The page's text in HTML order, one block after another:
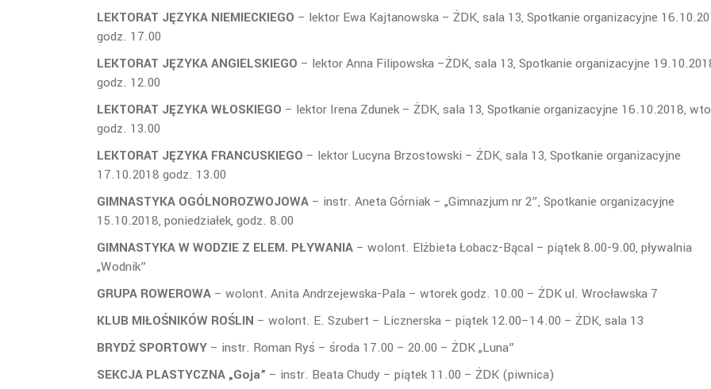
LEKTORAT JĘZYKA NIEMIECKIEGO – lektor Ewa Kajtanowska – ŻDK, sala 13, Spotkanie organizacyjne
godz. 17.00
LEKTORAT JĘZYKA ANGIELSKIEGO – lektor Anna Filipowska –ŻDK, sala 13, Spotkanie organizacyjne
godz. 12.00
LEKTORAT JĘZYKA WŁOSKIEGO – lektor Irena Zdunek – ŻDK, sala 13, Spotkanie organizacyjne 16.10.2018,
godz. 13.00
LEKTORAT JĘZYKA FRANCUSKIEGO – lektor Lucyna Brzostowski – ŻDK, sala 13, Spotkanie organizacyjne
17.10.2018 godz. 13.00
GIMNASTYKA OGÓLNOROZWOJOWA – instr. Aneta Górniak – „Gimnazjum nr 2”, Spotkanie organizacyjne
15.10.2018, poniedziałek, godz. 8.00
GIMNASTYKA W WODZIE Z ELEM. PŁYWANIA – wolont. Elżbieta Łobacz-Bącal – piątek 8.00-9.00, pływalnia
„Wodnik”
GRUPA ROWEROWA – wolont. Anita Andrzejewska-Pala – wtorek godz. 10.00 – ŻDK ul. Wrocławska 7
KLUB MIŁOŚNIKÓW ROŚLIN – wolont. E. Szubert – Licznerska – piątek 12.00–14.00 – ŻDK, sala 13
BRYDŻ SPORTOWY – instr. Roman Ryś – środa 17.00 – 20.00 – ŻDK „Luna”
SEKCJA PLASTYCZNA „Goja” – instr. Beata Chudy – piątek 11.00 – ŻDK (piwnica)